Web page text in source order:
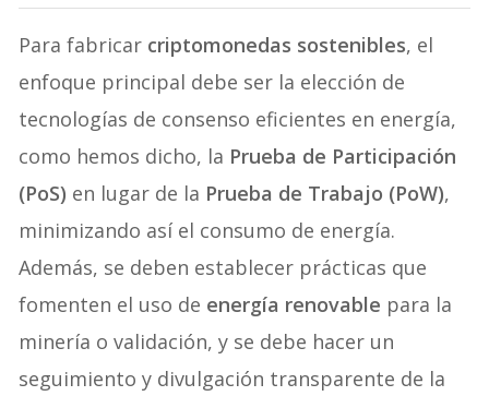
Para fabricar criptomonedas sostenibles, el
enfoque principal debe ser la elección de
tecnologías de consenso eficientes en energía,
como hemos dicho, la Prueba de Participación
(PoS) en lugar de la Prueba de Trabajo (PoW),
minimizando así el consumo de energía.
Además, se deben establecer prácticas que
fomenten el uso de energía renovable para la
minería o validación, y se debe hacer un
seguimiento y divulgación transparente de la